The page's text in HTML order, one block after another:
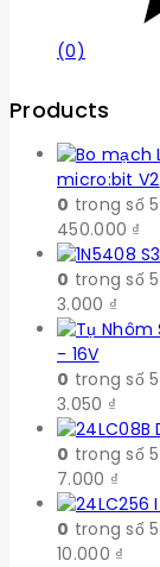
(0)
Products
micro:bit V2
0 trong số 5
450.000 ₫
0 trong số 5
3.000 ₫
- 16V
0 trong số 5
3.050 ₫
0 trong số 5
7.000 ₫
0 trong số 5
10.000 ₫